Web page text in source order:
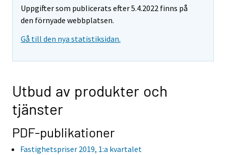
Uppgifter som publicerats efter 5.4.2022 finns på
den förnyade webbplatsen.
Gå till den nya statistiksidan.
Utbud av produkter och
tjänster
PDF-publikationer
Fastighetspriser 2019, 1:a kvartalet